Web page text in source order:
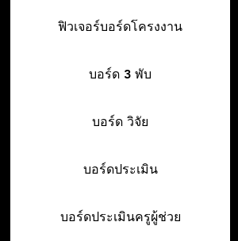
ฟิวเจอร์บอร์ดโครงงาน
บอร์ด 3 พับ
บอร์ด วิจัย
บอร์ดประเมิน
บอร์ดประเมินครูผู้ช่วย